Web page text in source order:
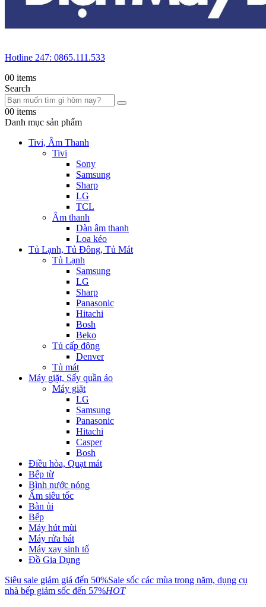
Hotline 247: 0865.111.533
00 items
Search
00 items
Danh mục sản phẩm
Tivi, Âm Thanh
Tivi
Sony
Samsung
Sharp
LG
TCL
Âm thanh
Dàn âm thanh
Loa kéo
Tủ Lạnh, Tủ Đông, Tủ Mát
Tủ Lạnh
Samsung
LG
Sharp
Panasonic
Hitachi
Bosh
Beko
Tủ cấp đông
Denver
Tủ mát
Máy giặt, Sấy quần áo
Máy giặt
LG
Samsung
Panasonic
Hitachi
Casper
Bosh
Điều hòa, Quạt mát
Bếp từ
Bình nước nóng
Ấm siêu tốc
Bàn ủi
Bếp
Máy hút mùi
Máy rửa bát
Máy xay sinh tố
Đồ Gia Dụng
Siêu sale giảm giá đến 50%Sale sốc các mùa trong năm, dụng cụ
nhà bếp giảm sốc đến 57%HOT